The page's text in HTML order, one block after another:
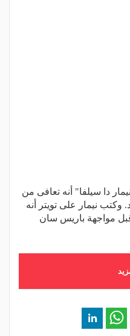
دا سيلفا" أنه تعافى من
وكتب نيمار على تويتر أنه
مواجهة باريس سان